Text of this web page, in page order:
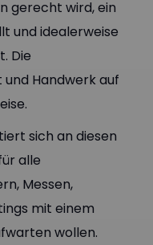
gerecht wird, ein
und idealerweise
Die
Handwerk auf
sich an diesen
alle
Messen,
mit einem
wollen.